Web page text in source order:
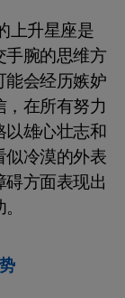
上升星座是
腕的思维方
会经历嫉妒
在所有努力
雄心壮志和
冷漠的外表
方面表现出